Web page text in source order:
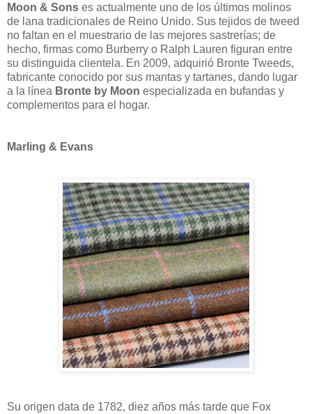
Moon & Sons es actualmente uno de los últimos molinos
de lana tradicionales de Reino Unido. Sus tejidos de tweed
no faltan en el muestrario de las mejores sastrerías; de
hecho, firmas como Burberry o Ralph Lauren figuran entre
su distinguida clientela. En 2009, adquirió Bronte Tweeds,
fabricante conocido por sus mantas y tartanes, dando lugar
a la línea Bronte by Moon especializada en bufandas y
complementos para el hogar.
Marling & Evans
Su origen data de 1782, diez años más tarde que Fox